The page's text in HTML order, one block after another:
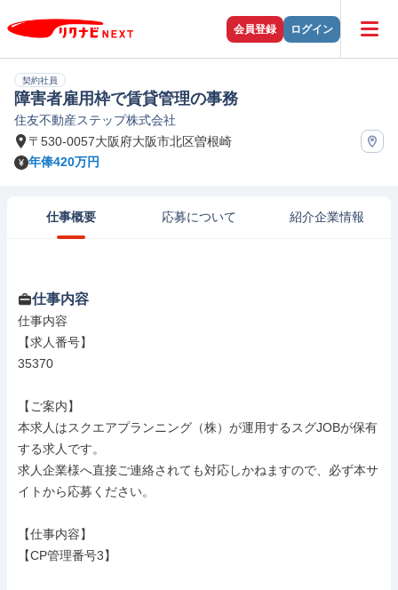
会員登録 ログイン
契約社員
障害者雇用枠で賃貸管理の事務
住友不動産ステップ株式会社
〒530-0057大阪府大阪市北区曽根崎
年俸420万円
仕事概要 応募について 紹介企業情報
仕事内容
仕事内容
【求人番号】
35370
【ご案内】
本求人はスクエアプランニング（株）が運用するスグJOBが保有
する求人です。
求人企業様へ直接ご連絡されても対応しかねますので、必ず本サ
イトから応募ください。
【仕事内容】
【CP管理番号3】